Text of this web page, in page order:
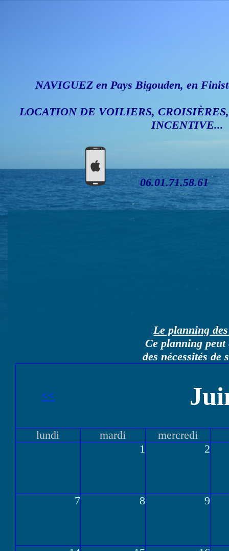
NAVIGUEZ en Pays Bigouden, en
LOCATION DE VOILIERS,
INCENTIVE...
06.01.71.58.61
Le planning
Ce planning
des nécessités de
<<
lundi mardi
mercredi
1
2
7 8 9